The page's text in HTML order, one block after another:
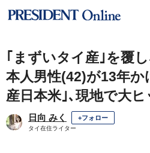
｢まずいタイ産｣を覆
本人男性(42)が13年か
産日本米｣､現地で大
日向 みく +フォロー
タイ在住ライター